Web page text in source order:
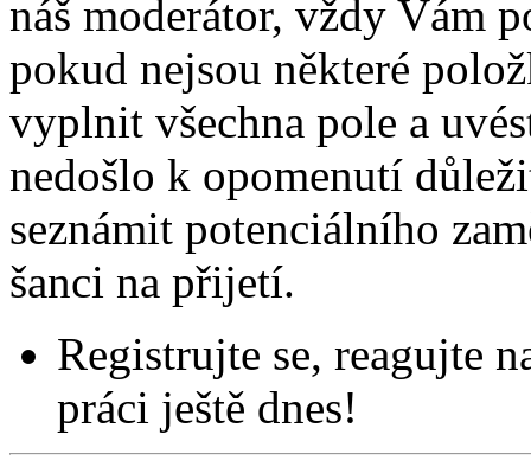
náš moderátor, vždy Vám
pokud nejsou některé
vyplnit všechna pole a
nedošlo k opomenutí
seznámit potenciálního
šanci na přijetí.
Registrujte se, reagujte
práci ještě dnes!